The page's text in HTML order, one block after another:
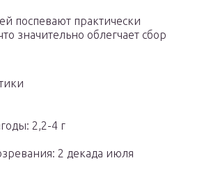
поспевают практически
значительно облегчает сбор
2,2-4 г
2 декада июля